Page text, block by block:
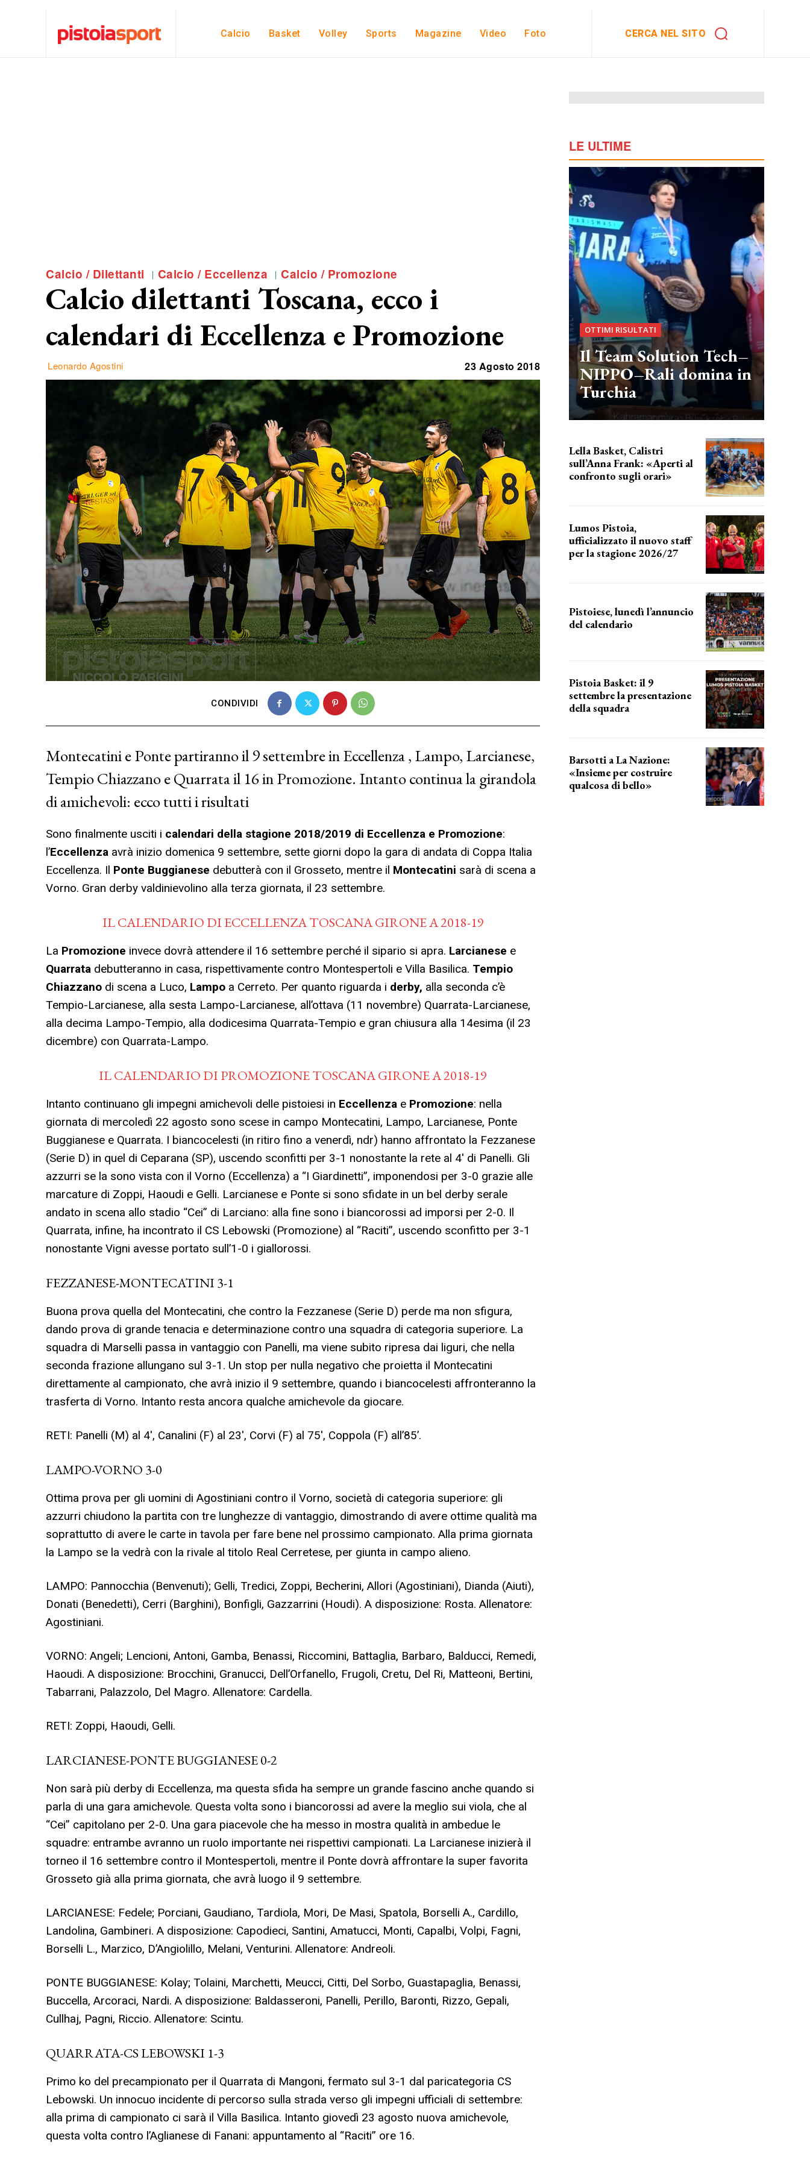
Calcio Basket Volley Sports Magazine Video Foto CERCA NEL SITO
Calcio / Dilettanti Calcio / Eccellenza Calcio / Promozione
Calcio dilettanti Toscana, ecco i
calendari di Eccellenza e Promozione
Leonardo Agostini 23 Agosto 2018
CONDIVIDI
Montecatini e Ponte partiranno il 9 settembre in Eccellenza , Lampo, Larcianese,
Tempio Chiazzano e Quarrata il 16 in Promozione. Intanto continua la girandola
di amichevoli: ecco tutti i risultati
Sono finalmente usciti i calendari della stagione 2018/2019 di Eccellenza e Promozione:
l’Eccellenza avrà inizio domenica 9 settembre, sette giorni dopo la gara di andata di Coppa Italia
Eccellenza. Il Ponte Buggianese debutterà con il Grosseto, mentre il Montecatini sarà di scena a
Vorno. Gran derby valdinievolino alla terza giornata, il 23 settembre.
IL CALENDARIO DI ECCELLENZA TOSCANA GIRONE A 2018-19
La Promozione invece dovrà attendere il 16 settembre perché il sipario si apra. Larcianese e
Quarrata debutteranno in casa, rispettivamente contro Montespertoli e Villa Basilica. Tempio
Chiazzano di scena a Luco, Lampo a Cerreto. Per quanto riguarda i derby, alla seconda c’è
Tempio-Larcianese, alla sesta Lampo-Larcianese, all’ottava (11 novembre) Quarrata-Larcianese,
alla decima Lampo-Tempio, alla dodicesima Quarrata-Tempio e gran chiusura alla 14esima (il 23
dicembre) con Quarrata-Lampo.
IL CALENDARIO DI PROMOZIONE TOSCANA GIRONE A 2018-19
Intanto continuano gli impegni amichevoli delle pistoiesi in Eccellenza e Promozione: nella
giornata di mercoledì 22 agosto sono scese in campo Montecatini, Lampo, Larcianese, Ponte
Buggianese e Quarrata. I biancocelesti (in ritiro fino a venerdì, ndr) hanno affrontato la Fezzanese
(Serie D) in quel di Ceparana (SP), uscendo sconfitti per 3-1 nonostante la rete al 4′ di Panelli. Gli
azzurri se la sono vista con il Vorno (Eccellenza) a “I Giardinetti”, imponendosi per 3-0 grazie alle
marcature di Zoppi, Haoudi e Gelli. Larcianese e Ponte si sono sfidate in un bel derby serale
andato in scena allo stadio “Cei” di Larciano: alla fine sono i biancorossi ad imporsi per 2-0. Il
Quarrata, infine, ha incontrato il CS Lebowski (Promozione) al “Raciti”, uscendo sconfitto per 3-1
nonostante Vigni avesse portato sull’1-0 i giallorossi.
FEZZANESE-MONTECATINI 3-1
Buona prova quella del Montecatini, che contro la Fezzanese (Serie D) perde ma non sfigura,
dando prova di grande tenacia e determinazione contro una squadra di categoria superiore. La
squadra di Marselli passa in vantaggio con Panelli, ma viene subito ripresa dai liguri, che nella
seconda frazione allungano sul 3-1. Un stop per nulla negativo che proietta il Montecatini
direttamente al campionato, che avrà inizio il 9 settembre, quando i biancocelesti affronteranno la
trasferta di Vorno. Intanto resta ancora qualche amichevole da giocare.
RETI: Panelli (M) al 4′, Canalini (F) al 23′, Corvi (F) al 75′, Coppola (F) all’85’.
LAMPO-VORNO 3-0
Ottima prova per gli uomini di Agostiniani contro il Vorno, società di categoria superiore: gli
azzurri chiudono la partita con tre lunghezze di vantaggio, dimostrando di avere ottime qualità ma
soprattutto di avere le carte in tavola per fare bene nel prossimo campionato. Alla prima giornata
la Lampo se la vedrà con la rivale al titolo Real Cerretese, per giunta in campo alieno.
LAMPO: Pannocchia (Benvenuti); Gelli, Tredici, Zoppi, Becherini, Allori (Agostiniani), Dianda (Aiuti),
Donati (Benedetti), Cerri (Barghini), Bonfigli, Gazzarrini (Houdi). A disposizione: Rosta. Allenatore:
Agostiniani.
VORNO: Angeli; Lencioni, Antoni, Gamba, Benassi, Riccomini, Battaglia, Barbaro, Balducci, Remedi,
Haoudi. A disposizione: Brocchini, Granucci, Dell’Orfanello, Frugoli, Cretu, Del Ri, Matteoni, Bertini,
Tabarrani, Palazzolo, Del Magro. Allenatore: Cardella.
RETI: Zoppi, Haoudi, Gelli.
LARCIANESE-PONTE BUGGIANESE 0-2
Non sarà più derby di Eccellenza, ma questa sfida ha sempre un grande fascino anche quando si
parla di una gara amichevole. Questa volta sono i biancorossi ad avere la meglio sui viola, che al
“Cei” capitolano per 2-0. Una gara piacevole che ha messo in mostra qualità in ambedue le
squadre: entrambe avranno un ruolo importante nei rispettivi campionati. La Larcianese inizierà il
torneo il 16 settembre contro il Montespertoli, mentre il Ponte dovrà affrontare la super favorita
Grosseto già alla prima giornata, che avrà luogo il 9 settembre.
LARCIANESE: Fedele; Porciani, Gaudiano, Tardiola, Mori, De Masi, Spatola, Borselli A., Cardillo,
Landolina, Gambineri. A disposizione: Capodieci, Santini, Amatucci, Monti, Capalbi, Volpi, Fagni,
Borselli L., Marzico, D’Angiolillo, Melani, Venturini. Allenatore: Andreoli.
PONTE BUGGIANESE: Kolay; Tolaini, Marchetti, Meucci, Citti, Del Sorbo, Guastapaglia, Benassi,
Buccella, Arcoraci, Nardi. A disposizione: Baldasseroni, Panelli, Perillo, Baronti, Rizzo, Gepali,
Cullhaj, Pagni, Riccio. Allenatore: Scintu.
QUARRATA-CS LEBOWSKI 1-3
Primo ko del precampionato per il Quarrata di Mangoni, fermato sul 3-1 dal paricategoria CS
Lebowski. Un innocuo incidente di percorso sulla strada verso gli impegni ufficiali di settembre:
alla prima di campionato ci sarà il Villa Basilica. Intanto giovedì 23 agosto nuova amichevole,
questa volta contro l’Aglianese di Fanani: appuntamento al “Raciti” ore 16.
LE ULTIME
OTTIMI RISULTATI
Il Team Solution Tech–
NIPPO–Rali domina in
Turchia
Lella Basket, Calistri
sull’Anna Frank: «Aperti al
confronto sugli orari»
Lumos Pistoia,
ufficializzato il nuovo staff
per la stagione 2026/27
Pistoiese, lunedì l’annuncio
del calendario
Pistoia Basket: il 9
settembre la presentazione
della squadra
Barsotti a La Nazione:
«Insieme per costruire
qualcosa di bello»